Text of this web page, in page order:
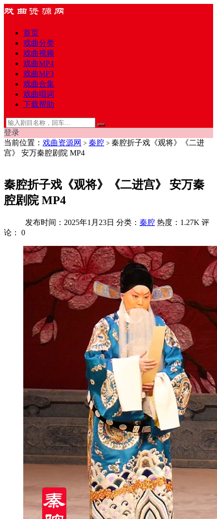
首页
戏曲分类
戏曲视频
戏曲MP4
戏曲MP3
戏曲合集
戏曲唱词
下载帮助
登录
当前位置： 戏曲资源网 > 秦腔 > 秦腔折子戏《观将》《二进
宫》 安万秦腔剧院 MP4
秦腔折子戏《观将》《二进宫》 安万秦
腔剧院 MP4
发布时间：2025年1月23日 分类： 秦腔 热度：1.27K 评
论：
0